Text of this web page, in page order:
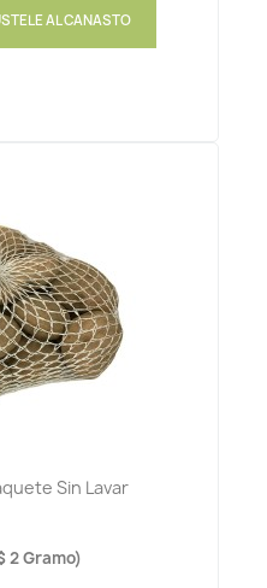
AL CANASTO
Sin Lavar
2 Gramo)